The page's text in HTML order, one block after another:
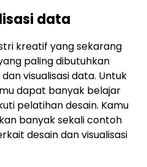
data
kreatif yang sekarang
paling dibutuhkan
visualisasi data. Untuk
dapat banyak belajar
pelatihan desain. Kamu
banyak sekali contoh
desain dan visualisasi